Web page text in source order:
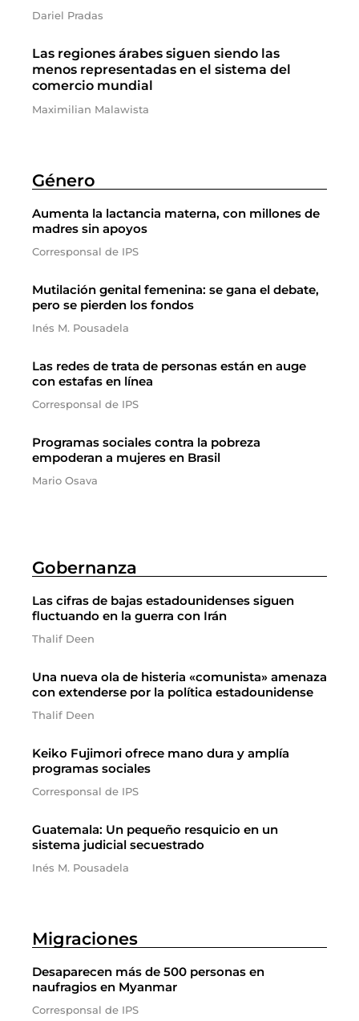
Dariel Pradas
Las regiones árabes siguen siendo las
menos representadas en el sistema del
comercio mundial
Maximilian Malawista
Género
Aumenta la lactancia materna, con millones de
madres sin apoyos
Corresponsal de IPS
Mutilación genital femenina: se gana el debate,
pero se pierden los fondos
Inés M. Pousadela
Las redes de trata de personas están en auge
con estafas en línea
Corresponsal de IPS
Programas sociales contra la pobreza
empoderan a mujeres en Brasil
Mario Osava
Gobernanza
Las cifras de bajas estadounidenses siguen
fluctuando en la guerra con Irán
Thalif Deen
Una nueva ola de histeria «comunista» amenaza
con extenderse por la política estadounidense
Thalif Deen
Keiko Fujimori ofrece mano dura y amplía
programas sociales
Corresponsal de IPS
Guatemala: Un pequeño resquicio en un
sistema judicial secuestrado
Inés M. Pousadela
Migraciones
Desaparecen más de 500 personas en
naufragios en Myanmar
Corresponsal de IPS